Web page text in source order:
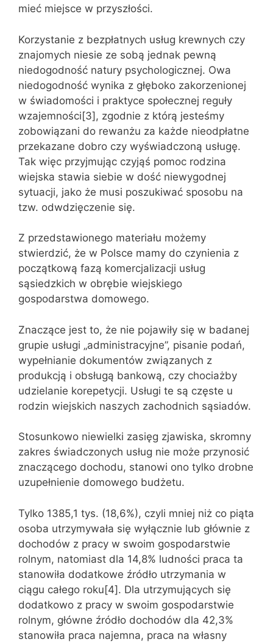
mieć miejsce w przyszłości.
Korzystanie z bezpłatnych usług krewnych czy
znajomych niesie ze sobą jednak pewną
niedogodność natury psychologicznej. Owa
niedogodność wynika z głęboko zakorzenionej
w świadomości i praktyce społecznej reguły
wzajemności[3], zgodnie z którą jesteśmy
zobowiązani do rewanżu za każde nieodpłatne
przekazane dobro czy wyświadczoną usługę.
Tak więc przyjmując czyjąś pomoc rodzina
wiejska stawia siebie w dość niewygodnej
sytuacji, jako że musi poszukiwać sposobu na
tzw. odwdzięczenie się.
Z przedstawionego materiału możemy
stwierdzić, że w Polsce mamy do czynienia z
początkową fazą komercjalizacji usług
sąsiedzkich w obrębie wiejskiego
gospodarstwa domowego.
Znaczące jest to, że nie pojawiły się w badanej
grupie usługi „administracyjne”, pisanie podań,
wypełnianie dokumentów związanych z
produkcją i obsługą bankową, czy chociażby
udzielanie korepetycji. Usługi te są częste u
rodzin wiejskich naszych zachodnich sąsiadów.
Stosunkowo niewielki zasięg zjawiska, skromny
zakres świadczonych usług nie może przynosić
znaczącego dochodu, stanowi ono tylko drobne
uzupełnienie domowego budżetu.
Tylko 1385,1 tys. (18,6%), czyli mniej niż co piąta
osoba utrzymywała się wyłącznie lub głównie z
dochodów z pracy w swoim gospodarstwie
rolnym, natomiast dla 14,8% ludności praca ta
stanowiła dodatkowe źródło utrzymania w
ciągu całego roku[4]. Dla utrzymujących się
dodatkowo z pracy w swoim gospodarstwie
rolnym, główne źródło dochodów dla 42,3%
stanowiła praca najemna, praca na własny